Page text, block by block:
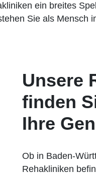
ein breites
Sie als Mensch
Unsere
finden
Ihre
Ob in Baden-
Rehakliniken